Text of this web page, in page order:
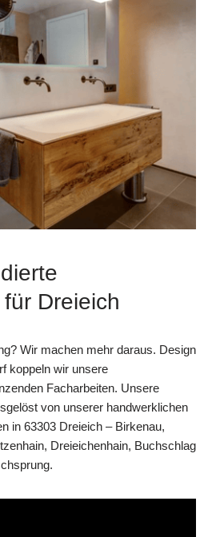
Dreieich
Wir machen mehr daraus. Design
koppeln wir unsere
Facharbeiten. Unsere
von unserer handwerklichen
in 63303 Dreieich – Birkenau,
Dreieichenhain, Buchschlag